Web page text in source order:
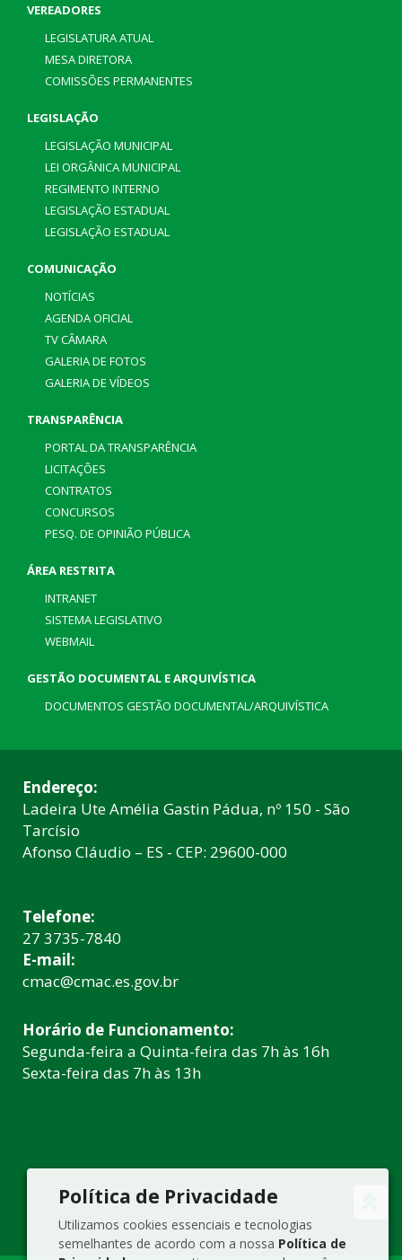
VEREADORES
LEGISLATURA ATUAL
MESA DIRETORA
COMISSÕES PERMANENTES
LEGISLAÇÃO
LEGISLAÇÃO MUNICIPAL
LEI ORGÂNICA MUNICIPAL
REGIMENTO INTERNO
LEGISLAÇÃO ESTADUAL
LEGISLAÇÃO ESTADUAL
COMUNICAÇÃO
NOTÍCIAS
AGENDA OFICIAL
TV CÂMARA
GALERIA DE FOTOS
GALERIA DE VÍDEOS
TRANSPARÊNCIA
PORTAL DA TRANSPARÊNCIA
LICITAÇÕES
CONTRATOS
CONCURSOS
PESQ. DE OPINIÃO PÚBLICA
ÁREA RESTRITA
INTRANET
SISTEMA LEGISLATIVO
WEBMAIL
GESTÃO DOCUMENTAL E ARQUIVÍSTICA
DOCUMENTOS GESTÃO DOCUMENTAL/ARQUIVÍSTICA
Endereço:
Ladeira Ute Amélia Gastin Pádua, nº 150 - São
Tarcísio
Afonso Cláudio – ES - CEP: 29600-000
Telefone:
27 3735-7840
E-mail:
cmac@cmac.es.gov.br
Horário de Funcionamento:
Segunda-feira a Quinta-feira das 7h às 16h
Sexta-feira das 7h às 13h
Política de Privacidade
Utilizamos cookies essenciais e tecnologias
semelhantes de acordo com a nossa Política de